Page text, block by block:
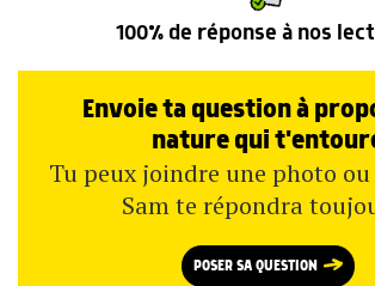
100% de réponse à nos
Envoie ta question à
nature qui
Tu peux joindre une photo
Sam te répondra
POSER SA QUESTION